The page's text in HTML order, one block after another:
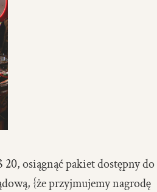
osiągnąć pakiet dostępny do
{że przyjmujemy nagrodę